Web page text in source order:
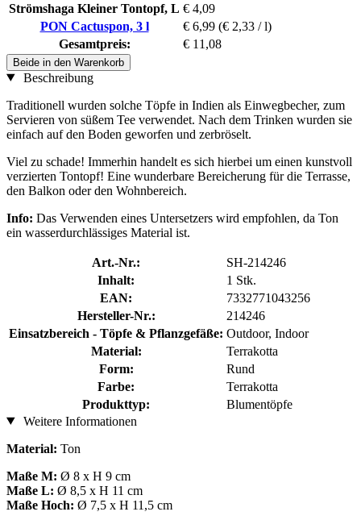
Strömshaga Kleiner Tontopf, L € 4,09
PON Cactuspon, 3 l
€ 6,99 (€ 2,33 / l)
Gesamtpreis:
€ 11,08
Beide in den Warenkorb
Beschreibung
Traditionell wurden solche Töpfe in Indien als Einwegbecher, zum
Servieren von süßem Tee verwendet. Nach dem Trinken wurden sie
einfach auf den Boden geworfen und zerbröselt.
Viel zu schade! Immerhin handelt es sich hierbei um einen kunstvoll
verzierten Tontopf! Eine wunderbare Bereicherung für die Terrasse,
den Balkon oder den Wohnbereich.
Info: Das Verwenden eines Untersetzers wird empfohlen, da Ton
ein wasserdurchlässiges Material ist.
Art.-Nr.:
SH-214246
Inhalt:
1 Stk.
EAN:
7332771043256
Hersteller-Nr.:
214246
Einsatzbereich - Töpfe & Pflanzgefäße: Outdoor, Indoor
Material:
Terrakotta
Form:
Rund
Farbe:
Terrakotta
Produkttyp:
Blumentöpfe
Weitere Informationen
Material: Ton
Maße M: Ø 8 x H 9 cm
Maße L: Ø 8,5 x H 11 cm
Maße Hoch: Ø 7,5 x H 11,5 cm